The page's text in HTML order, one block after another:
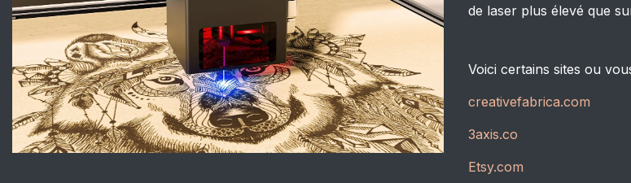
de laser plus élevé que
Voici certains sites ou
creativefabrica.com
3axis.co
Etsy.com